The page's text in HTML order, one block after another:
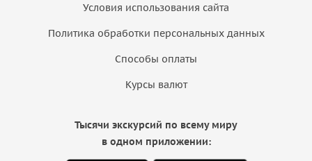
Условия использования сайта
Политика обработки персональных данных
Способы оплаты
Курсы валют
Тысячи экскурсий по всему миру
в одном приложении: